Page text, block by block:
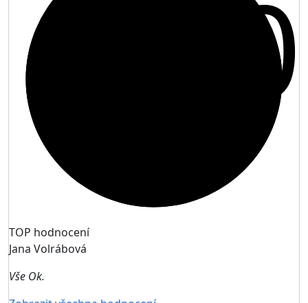
10
TOP hodnocení
Jana Volrábová
Vše Ok.